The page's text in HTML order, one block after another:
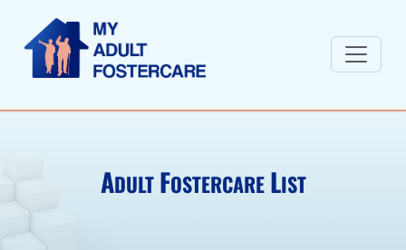
ADULT FOSTERCARE LIST